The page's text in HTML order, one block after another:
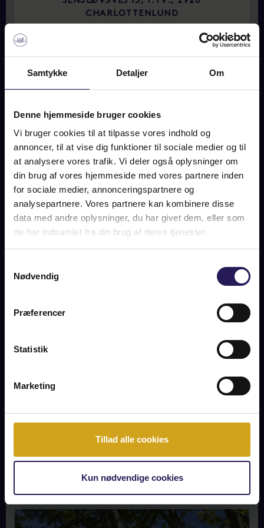
Samtykke Detaljer Om
Denne hjemmeside bruger cookies
Vi bruger cookies til at tilpasse vores indhold og
annoncer, til at vise dig funktioner til sociale medier og til
at analysere vores trafik. Vi deler også oplysninger om
din brug af vores hjemmeside med vores partnere inden
for sociale medier, annonceringspartnere og
analysepartnere. Vores partnere kan kombinere disse
data med andre oplysninger, du har givet dem, eller som
de har indsamlet fra din brug af deres tjenester.
Nødvendig
Præferencer
Statistik
Marketing
Tillad alle cookies
Kun nødvendige cookies
CHARLOTTENLUND
READ MORE
84 m2
READ MORE